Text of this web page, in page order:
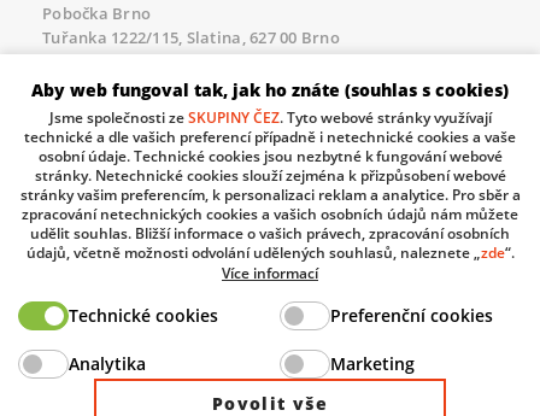
Pobočka Brno
Tuřanka 1222/115, Slatina, 627 00 Brno
Tel.:+420 461 100 823, E-mailinfo@domat.cz
Servisní linka pro námi realizované akce
Po – Pá 8.30 – 17.00
tel:+420 733 421 878, E-mailservis@domat.cz
Technická podpora:
Tel.:+420 461 100 666 , WhatsApp:+420 603 735 402
Informace o zpracovávaných osobních údajích.
Ministry of Industry and Trade of the Czech Republic
Aby web fungoval tak, jak ho znáte (souhlas s cookies)
Jsme společnosti zeSKUPINY ČEZ. Tyto webové stránky využívají
technické a dle vašich preferencí případně i netechnické cookies a vaše
osobní údaje. Technické cookies jsou nezbytné k fungování webové
stránky. Netechnické cookies slouží zejména k přizpůsobení webové
stránky vašim preferencím, k personalizaci reklam a analytice. Pro sběr a
zpracování netechnických cookies a vašich osobních údajů nám můžete
udělit souhlas. Bližší informace o vašich právech, zpracování osobních
údajů, včetně možnosti odvolání udělených souhlasů, naleznete „zde“.
Více informací
Technické cookies Preferenční cookies
Analytika
Marketing
Povolit vše